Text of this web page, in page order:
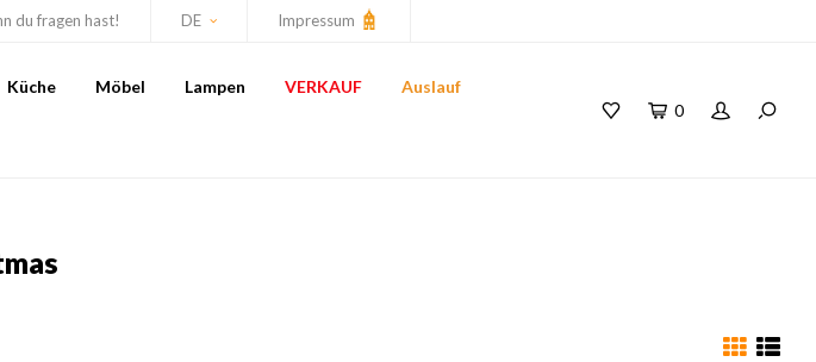
du fragen hast! DE Impressum
Küche Möbel Lampen VERKAUF Auslauf
0